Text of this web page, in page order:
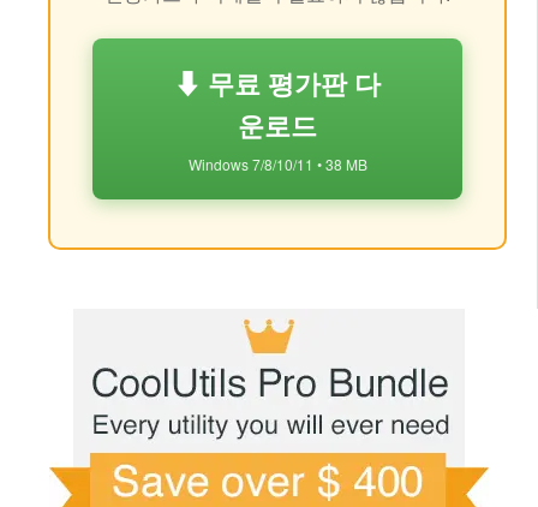
⬇ 무료 평가판 다
운로드
Windows 7/8/10/11 • 38 MB